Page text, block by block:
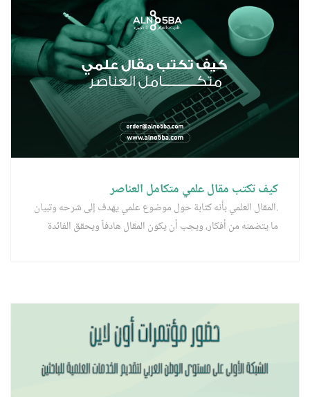
كيف تكتب مقال علمي متكامل العناصر
.المقال العلمي بأنه كتابة حول موضوع علمي يهدف إلى شرحه وتبيان
ما يتضمنه من أفكار، ويجب أن يكون المقال هادفاً ويحقق الفائدة